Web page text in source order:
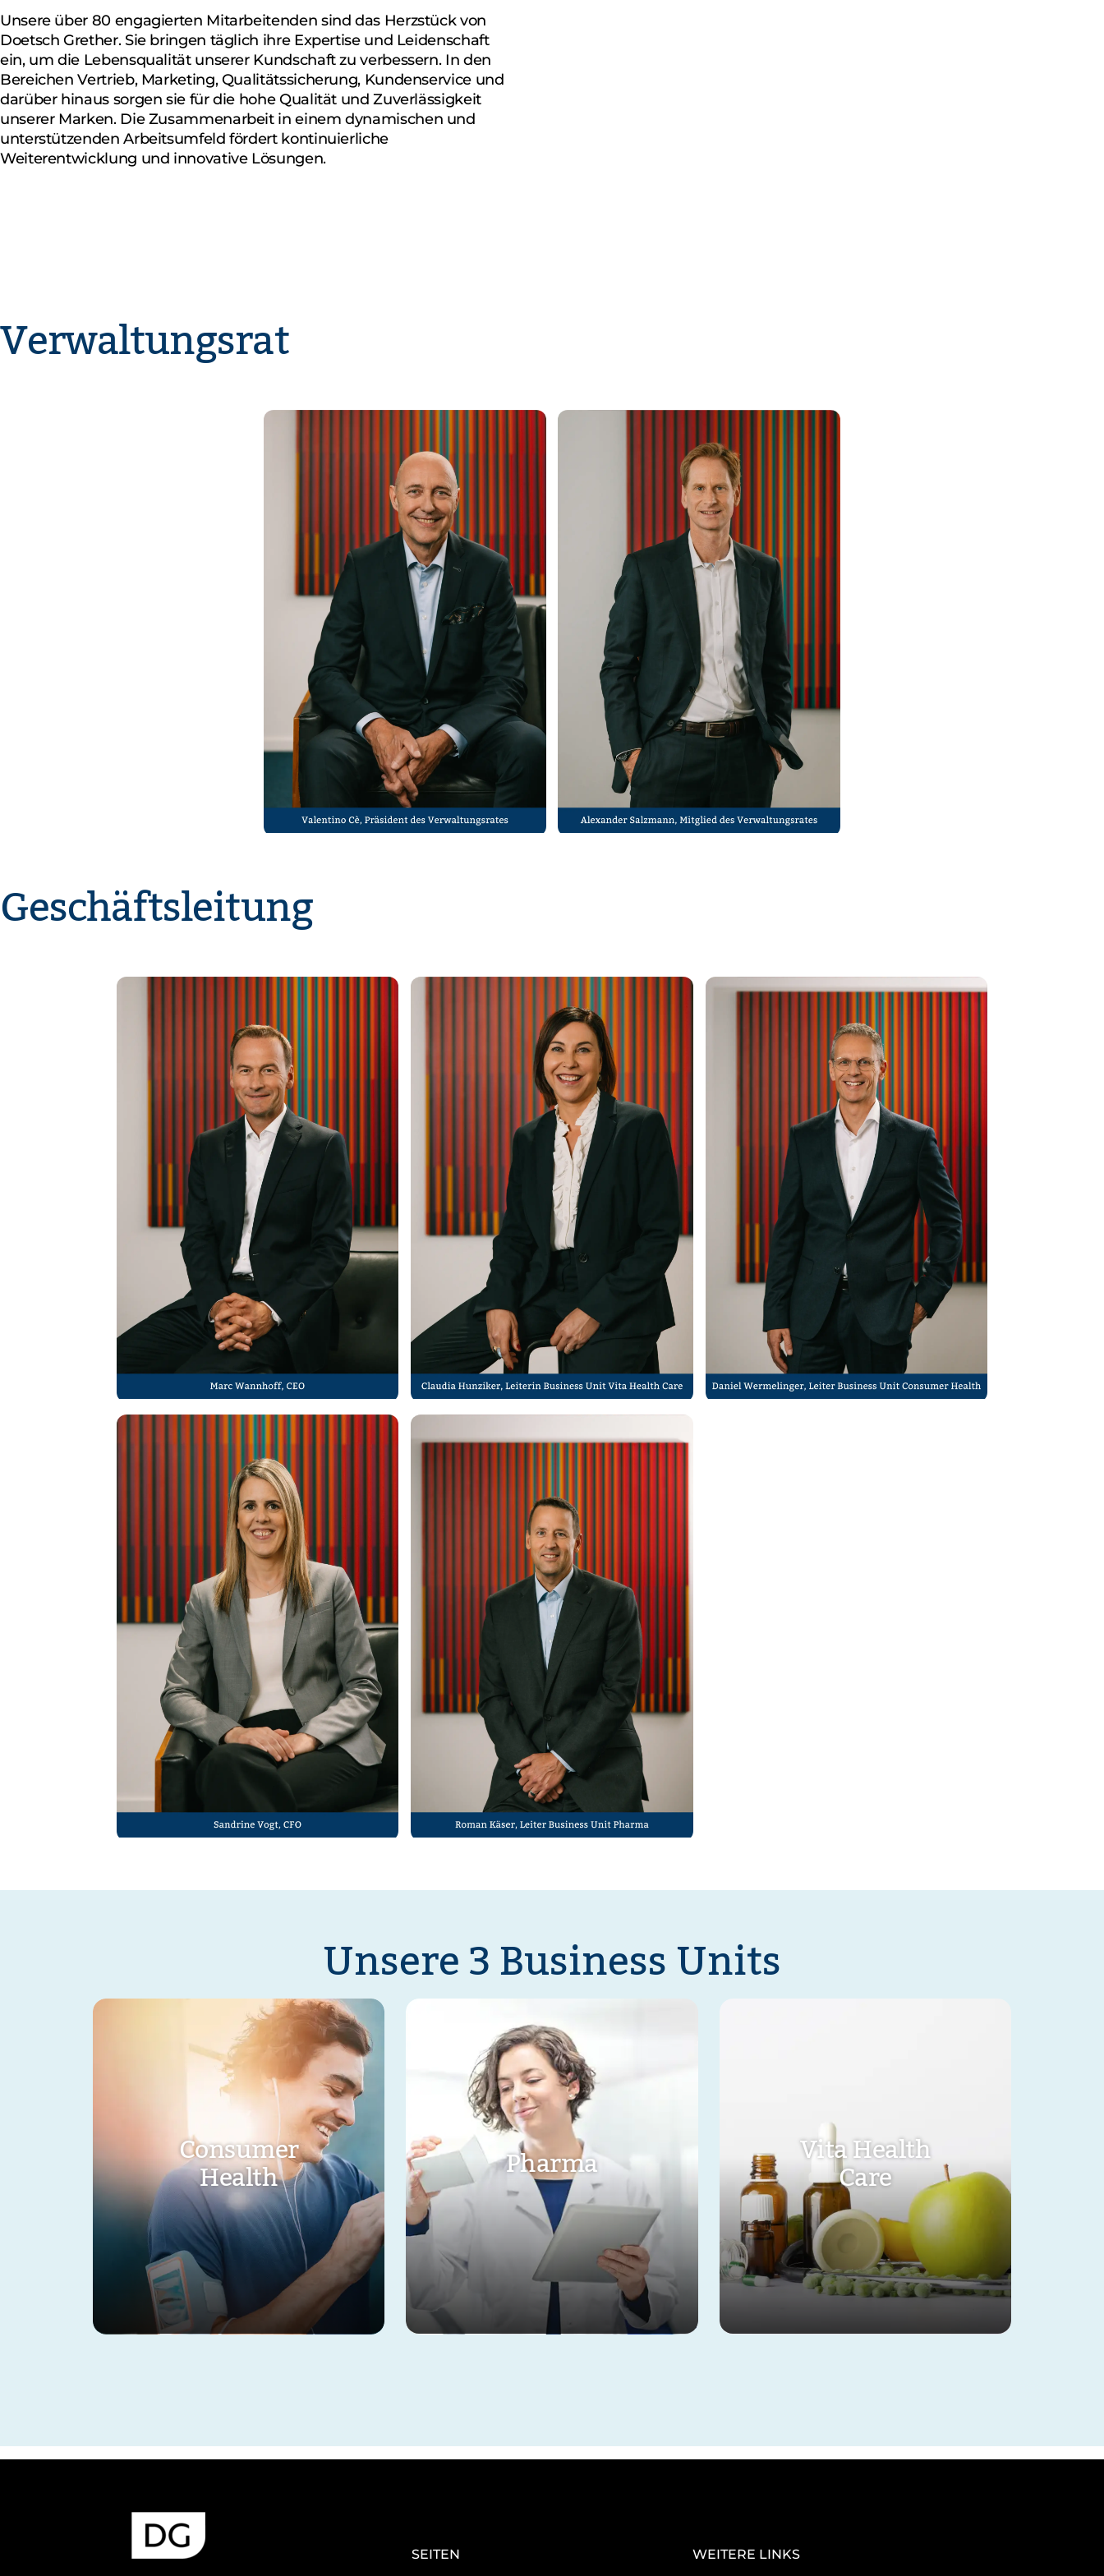
Unsere über 80 engagierten Mitarbeitenden sind das Herzstück von
Doetsch Grether. Sie bringen täglich ihre Expertise und Leidenschaft
ein, um die Lebensqualität unserer Kundschaft zu verbessern. In den
Bereichen Vertrieb, Marketing, Qualitätssicherung, Kundenservice und
darüber hinaus sorgen sie für die hohe Qualität und Zuverlässigkeit
unserer Marken. Die Zusammenarbeit in einem dynamischen und
unterstützenden Arbeitsumfeld fördert kontinuierliche
Weiterentwicklung und innovative Lösungen.
Verwaltungsrat
Geschäftsleitung
Unsere 3 Business Units
Consumer
Health Pharma Vita Health
Care
SEITEN WEITERE LINKS